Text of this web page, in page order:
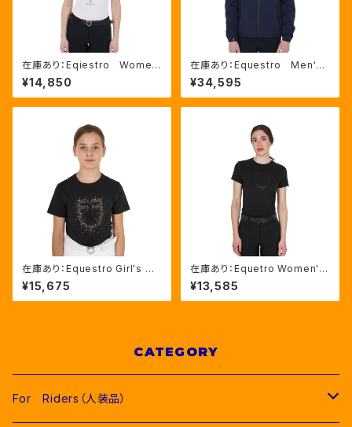
在庫あり：Eqiestro Wome
n's しま馬コットンTシャツ ２
色（ETW00200）
¥14,850
在庫あり：Equestro Men's
３Layer レインコート BL
ACK、NAVY ２色（ETM0002
5）
¥34,595
在庫あり：Equestro Girl's グ
リッターロゴTシャツ（ETKA00
123）
¥15,675
在庫あり：Equetro Women's
ワントーンコットンTシャツ B
LACK（ETW00332）
¥13,585
CATEGORY
For Riders（人装品）